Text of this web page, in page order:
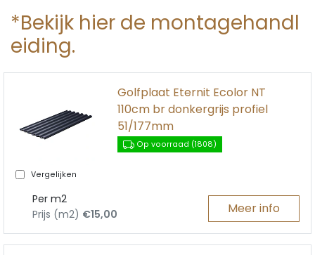
*Bekijk hier de montagehandl
eiding.
Vergelijken
Golfplaat Eternit Ecolor NT
110cm br donkergrijs profiel
51/177mm
Op voorraad (1808)
Per m2
Prijs (m2) €15,00 Meer info